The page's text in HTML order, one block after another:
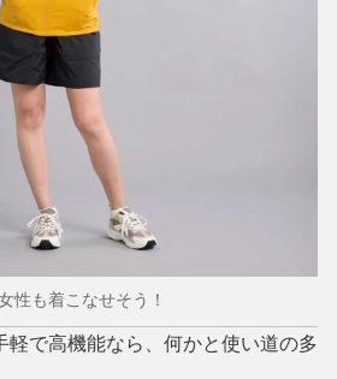
性も着こなせそう！
軽で高機能なら、何かと使い道の多